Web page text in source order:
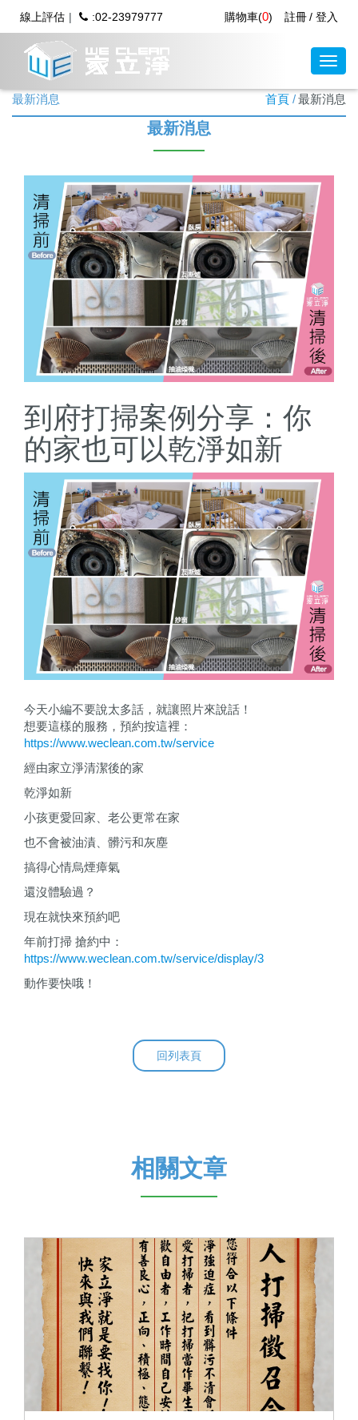
線上評估 :02-23979777 註冊 登入
購物車(0)
最新消息 首頁 最新消息
最新消息
到府打掃案例分享：你
的家也可以乾淨如新
今天小編不要說太多話， 就讓照片來說話！
想要這樣的服務，預約按這裡：
https://www.weclean.com.tw/service
經由家立淨清潔後的家
乾淨如新
小孩更愛回家、老公更常在家
也不會被油漬、髒污和灰塵
搞得心情烏煙瘴氣
還沒體驗過？
現在就快來預約吧
年前打掃 搶約中 ：
https://www.weclean.com.tw/service/display/3
動作要快哦！
回列表頁
相關文章